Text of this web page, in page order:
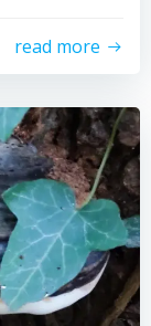
read more